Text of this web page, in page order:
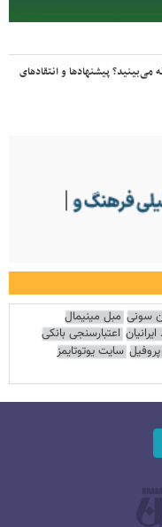
می‌بینید؟ پیشنهادها و انتقادهای
سونی مبل مینیمال
اعتبارسنجی بانکی
سایت یوتوتایمز